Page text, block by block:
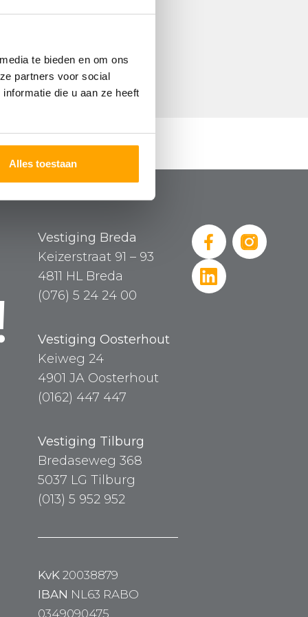
te bieden en om ons
partners voor social
die u aan ze heeft
Alles toestaan
Vestiging Breda
Keizerstraat 91 – 93
4811 HL Breda
(076) 5 24 24 00
Vestiging Oosterhout
Keiweg 24
4901 JA Oosterhout
(0162) 447 447
Vestiging Tilburg
Bredaseweg 368
5037 LG Tilburg
(013) 5 952 952
KvK20038879
IBAN NL63 RABO
0349090475